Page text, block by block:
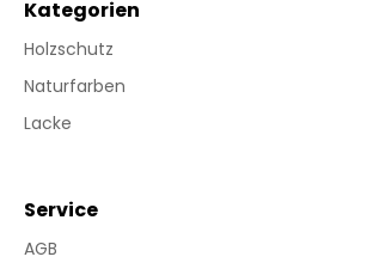
Kategorien
Holzschutz
Naturfarben
Lacke
Service
AGB